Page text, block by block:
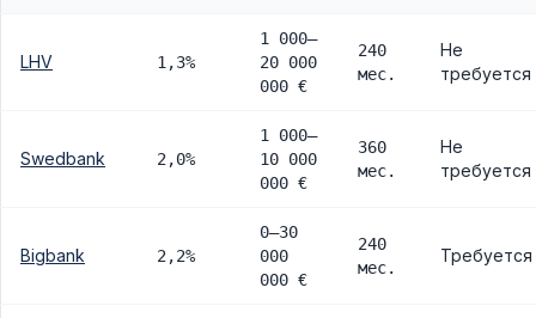
LHV 1,3%
1 000–
20 000
000 €
240
мес.
Не
требуется
Swedbank 2,0%
1 000–
10 000
000 €
360
мес.
Не
требуется
Bigbank 2,2%
0–30
000
000 €
240
мес.
Требуется